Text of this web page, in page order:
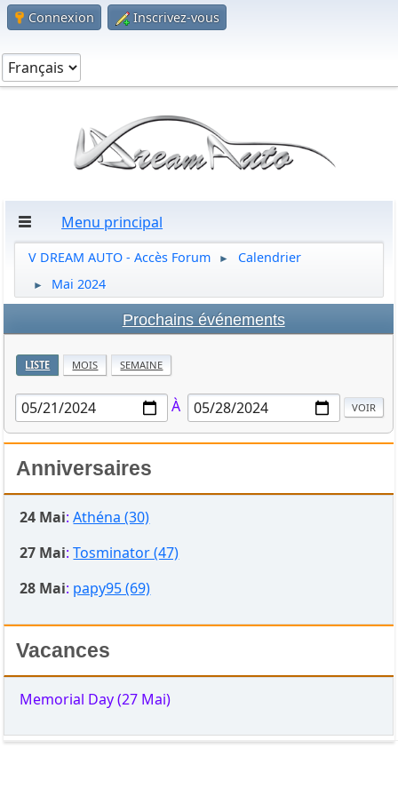
Connexion Inscrivez-vous
Menu principal
V DREAM AUTO - Accès Forum ► Calendrier
► Mai 2024
Prochains événements
LISTE MOIS SEMAINE
À
Anniversaires
24 Mai:Athéna (30)
27 Mai:Tosminator (47)
28 Mai: papy95 (69)
Vacances
Memorial Day (27 Mai)